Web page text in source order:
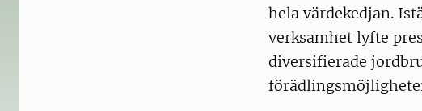
hela värdekedjan.
verksamhet lyfte
diversifierade